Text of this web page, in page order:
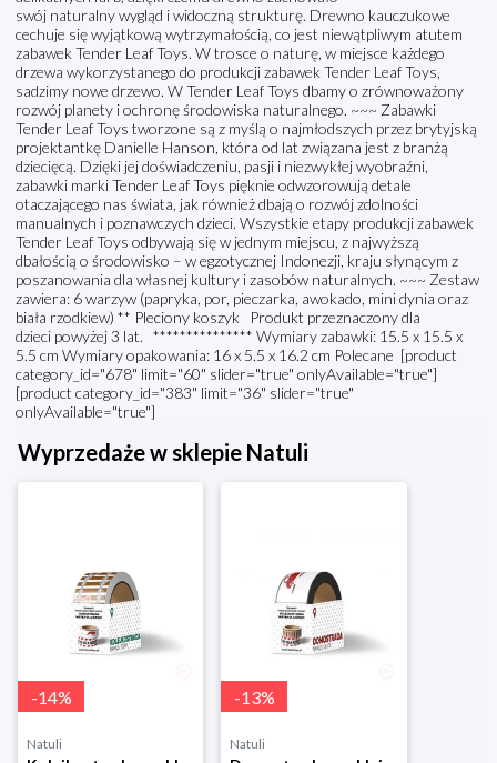
swój naturalny wygląd i widoczną strukturę. Drewno kauczukowe
cechuje się wyjątkową wytrzymałością, co jest niewątpliwym atutem
zabawek Tender Leaf Toys. W trosce o naturę, w miejsce każdego
drzewa wykorzystanego do produkcji zabawek Tender Leaf Toys,
sadzimy nowe drzewo. W Tender Leaf Toys dbamy o zrównoważony
rozwój planety i ochronę środowiska naturalnego. ~~~ Zabawki
Tender Leaf Toys tworzone są z myślą o najmłodszych przez brytyjską
projektantkę Danielle Hanson, która od lat związana jest z branżą
dziecięcą. Dzięki jej doświadczeniu, pasji i niezwykłej wyobraźni,
zabawki marki Tender Leaf Toys pięknie odwzorowują detale
otaczającego nas świata, jak również dbają o rozwój zdolności
manualnych i poznawczych dzieci. Wszystkie etapy produkcji zabawek
Tender Leaf Toys odbywają się w jednym miejscu, z najwyższą
dbałością o środowisko – w egzotycznej Indonezji, kraju słynącym z
poszanowania dla własnej kultury i zasobów naturalnych. ~~~ Zestaw
zawiera: 6 warzyw (papryka, por, pieczarka, awokado, mini dynia oraz
biała rzodkiew) ** Pleciony koszyk Produkt przeznaczony dla
dzieci powyżej 3 lat. *************** Wymiary zabawki: 15.5 x 15.5 x
5.5 cm Wymiary opakowania: 16 x 5.5 x 16.2 cm Polecane [product
category_id="678" limit="60" slider="true" onlyAvailable="true"]
[product category_id="383" limit="36" slider="true"
onlyAvailable="true"]
Wyprzedaże w sklepie Natuli
-14%
Natuli
-13%
Natuli